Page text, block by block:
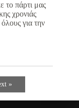
το πάρτι μας
χρονιάς
για την
»